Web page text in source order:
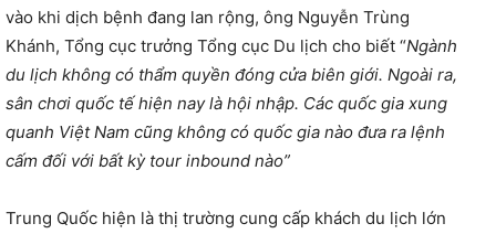
vào khi dịch bệnh đang lan rộng, ông Nguyễn Trùng
Khánh, Tổng cục trưởng Tổng cục Du lịch cho biết “Ngành
du lịch không có thẩm quyền đóng cửa biên giới. Ngoài ra,
sân chơi quốc tế hiện nay là hội nhập. Các quốc gia xung
quanh Việt Nam cũng không có quốc gia nào đưa ra lệnh
cấm đối với bất kỳ tour inbound nào”
Trung Quốc hiện là thị trường cung cấp khách du lịch lớn